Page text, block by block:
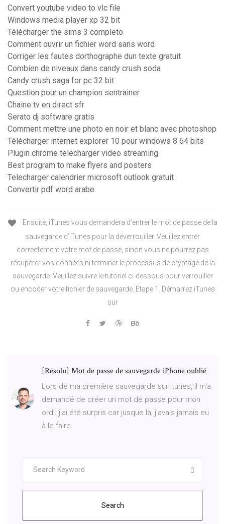
Convert youtube video to vlc file
Windows media player xp 32 bit
Télécharger the sims 3 completo
Comment ouvrir un fichier word sans word
Corriger les fautes dorthographe dun texte gratuit
Combien de niveaux dans candy crush soda
Candy crush saga for pc 32 bit
Question pour un champion sentrainer
Chaine tv en direct sfr
Serato dj software gratis
Comment mettre une photo en noir et blanc avec photoshop
Télécharger internet explorer 10 pour windows 8 64 bits
Plugin chrome telecharger video streaming
Best program to make flyers and posters
Telecharger calendrier microsoft outlook gratuit
Convertir pdf word arabe
Ensuite, iTunes vous demandera d’entrer le mot de passe de la
sauvegarde d’iTunes pour la déverrouiller. Veuillez entrer
correctement votre mot de passe, sinon vous ne pourrez pas
récupérer vos données ni terminer le processus de cryptage de la
sauvegarde. Veuillez suivre le tutoriel ci-dessous pour verrouiller
ou encoder votre fichier de sauvegarde. Étape 1. Démarrez iTunes
sur
[Résolu] Mot de passe de sauvegarde iPhone oublié
Lors de ma première sauvegarde sur itunes, il m'a
demandé de créer un mot de passe pour mon
ordi. j'ai été surpris car jusque là, j'avais jamais eu
à le faire.
Search